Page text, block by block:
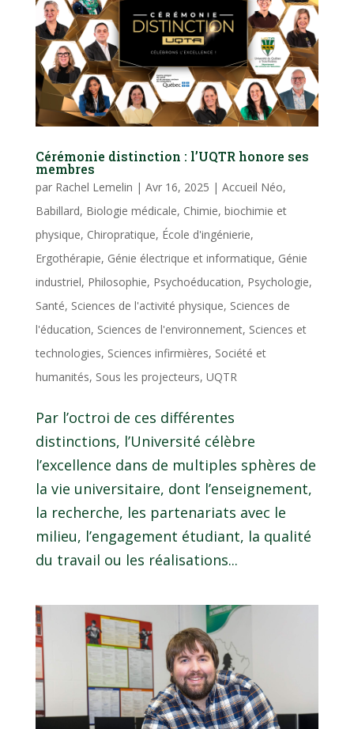
Cérémonie distinction : l’UQTR honore ses
membres
par Rachel Lemelin | Avr 16, 2025 | Accueil Néo,
Babillard, Biologie médicale, Chimie, biochimie et
physique, Chiropratique, École d'ingénierie,
Ergothérapie, Génie électrique et informatique, Génie
industriel, Philosophie, Psychoéducation, Psychologie,
Santé, Sciences de l'activité physique, Sciences de
l'éducation, Sciences de l'environnement, Sciences et
technologies, Sciences infirmières, Société et
humanités, Sous les projecteurs, UQTR
Par l’octroi de ces différentes
distinctions, l’Université célèbre
l’excellence dans de multiples sphères de
la vie universitaire, dont l’enseignement,
la recherche, les partenariats avec le
milieu, l’engagement étudiant, la qualité
du travail ou les réalisations...